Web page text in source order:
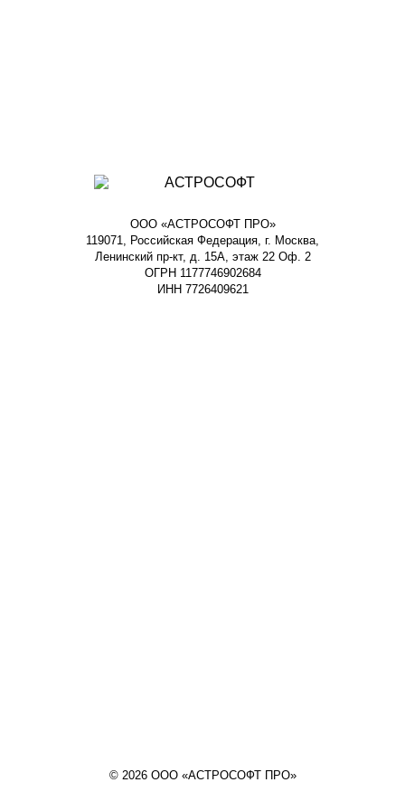
ООО «АСТРОСОФТ ПРО»
119071, Российская Федерация, г. Москва,
Ленинский пр-кт, д. 15А, этаж 22 Оф. 2
ОГРН 1177746902684
ИНН 7726409621
© 2026 ООО «АСТРОСОФТ ПРО»